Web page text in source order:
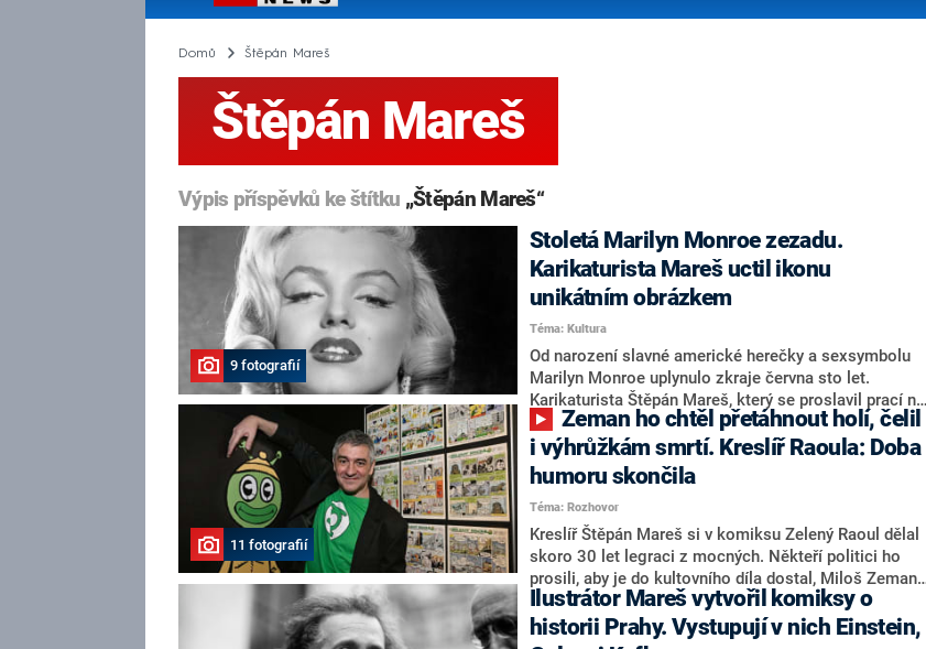
Pořady
Domů Štěpán Mareš
Štěpán Mareš
Výpis příspěvků ke štítku „Štěpán Mareš“
9 fotografií
Stoletá Marilyn Monroe zezadu.
Karikaturista Mareš uctil ikonu
unikátním obrázkem
Téma: Kultura
Od narození slavné americké herečky a sexsymbolu
Marilyn Monroe uplynulo zkraje června sto let.
Karikaturista Štěpán Mareš, který se proslavil prací na
komiksu Zelený Raoul, se jednu z nejznámějších žen
světa rozhodl uctít unikátním obrázkem. Ztvárnil ji
způsobem, jak by ji prý muži rádi viděli.
11 fotografií
i výhrůžkám smrtí. Kreslíř Raoula: Doba
humoru skončila
Téma: Rozhovor
Kreslíř Štěpán Mareš si v komiksu Zelený Raoul dělal
skoro 30 let legraci z mocných. Někteří politici ho
prosili, aby je do kultovního díla dostal, Miloš Zeman
jej ale chtěl za příběhy zeleného mimozemšťana
přetáhnout holí. Mareš v rozhovoru vypráví, kolik
dostal kvůli Raoulovi výhrůžek smrtí. Popisuje, jak
Ilustrátor Mareš vytvořil komiksy o
historii Prahy. Vystupují v nich Einstein,